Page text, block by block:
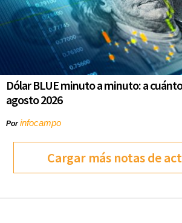
Dólar BLUE minuto a minuto: a
agosto 2026
Porinfocampo
Cargar más notas de